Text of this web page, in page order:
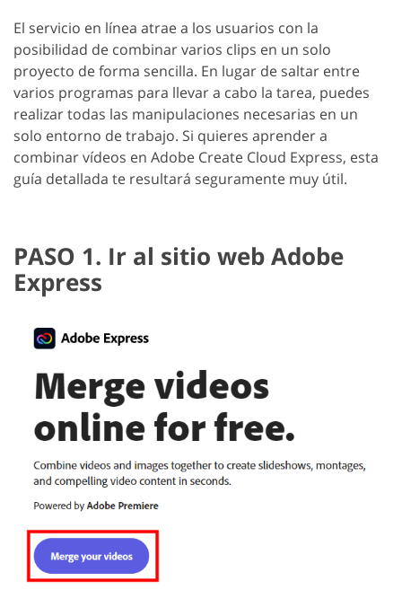
El servicio en línea atrae a los usuarios con la
posibilidad de combinar varios clips en un solo
proyecto de forma sencilla. En lugar de saltar entre
varios programas para llevar a cabo la tarea, puedes
realizar todas las manipulaciones necesarias en un
solo entorno de trabajo. Si quieres aprender a
combinar vídeos en Adobe Create Cloud Express, esta
guía detallada te resultará seguramente muy útil.
PASO 1. Ir al sitio web Adobe
Express